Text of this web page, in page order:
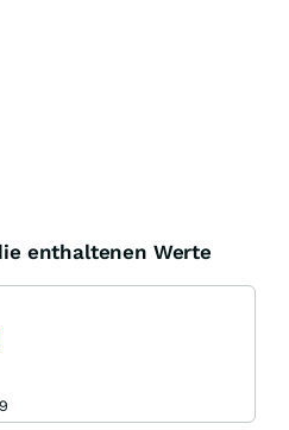
enthaltenen Werte